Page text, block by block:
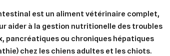
est un aliment vétérinaire complet,
aider à la gestion nutritionelle des troubles
pancréatiques ou chroniques hépatiques
chez les chiens adultes et les chiots.